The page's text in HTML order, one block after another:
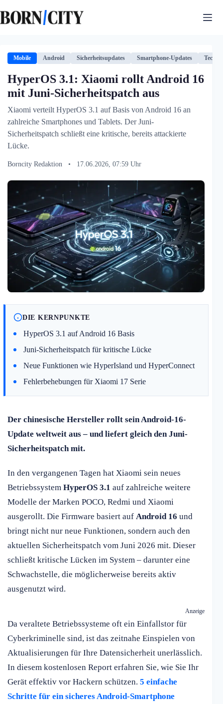
Inhalt
springen
Mobile Android Sicherheitsupdates Smartphone-Updates
HyperOS 3.1: Xiaomi rollt Android 16
mit Juni-Sicherheitspatch aus
Xiaomi verteilt HyperOS 3.1 auf Basis von Android 16 an
zahlreiche Smartphones und Tablets. Der Juni-
Sicherheitspatch schließt eine kritische, bereits attackierte
Lücke.
Borncity Redaktion • 17.06.2026, 07:59 Uhr
DIE KERNPUNKTE
HyperOS 3.1 auf Android 16 Basis
Juni-Sicherheitspatch für kritische Lücke
Neue Funktionen wie HyperIsland und HyperConnect
Fehlerbehebungen für Xiaomi 17 Serie
Der chinesische Hersteller rollt sein Android-16-
Update weltweit aus – und liefert gleich den Juni-
Sicherheitspatch mit.
In den vergangenen Tagen hat Xiaomi sein neues
Betriebssystem HyperOS 3.1 auf zahlreiche weitere
Modelle der Marken POCO, Redmi und Xiaomi
ausgerollt. Die Firmware basiert auf Android 16 und
bringt nicht nur neue Funktionen, sondern auch den
aktuellen Sicherheitspatch vom Juni 2026 mit. Dieser
schließt kritische Lücken im System – darunter eine
Schwachstelle, die möglicherweise bereits aktiv
ausgenutzt wird.
Anzeige
Da veraltete Betriebssysteme oft ein Einfallstor für
Cyberkriminelle sind, ist das zeitnahe Einspielen von
Aktualisierungen für Ihre Datensicherheit unerlässlich.
In diesem kostenlosen Report erfahren Sie, wie Sie Ihr
Gerät effektiv vor Hackern schützen. 5 einfache
Schritte für ein sicheres Android-Smartphone